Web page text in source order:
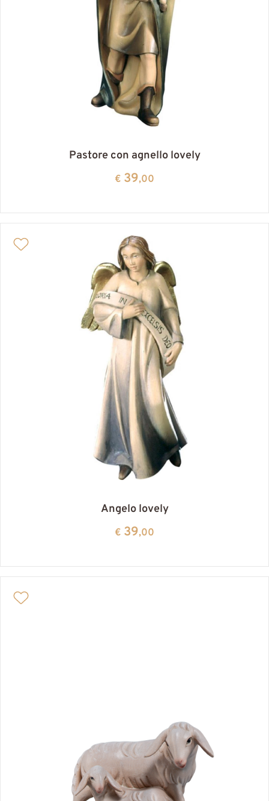
Pastore con agnello lovely
€ 39,00
Angelo lovely
€ 39,00